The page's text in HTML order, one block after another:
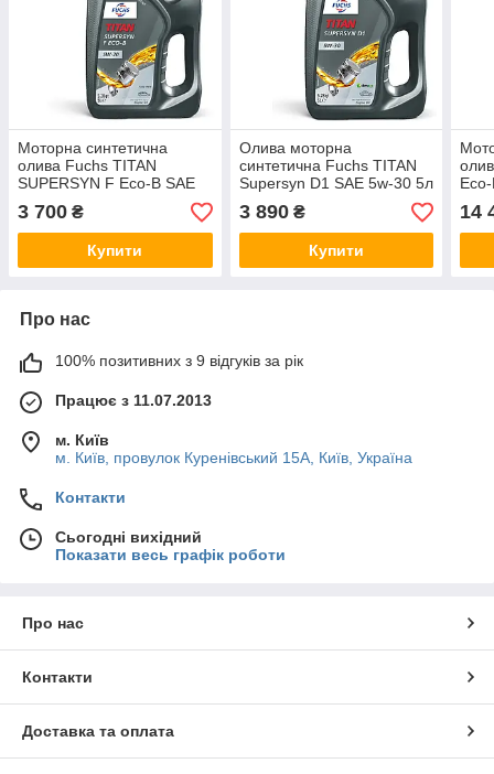
Моторна синтетична
олива Fuchs TITAN
SUPERSYN F Eco-B SAE
5W-20, 5л
3 700 ₴
Купити
Олива моторна
синтетична Fuchs TITAN
Supersyn D1 SAE 5w-30 5л
3 890₴
Купити
14
Про нас
100% позитивних з 9 відгуків за рік
Працює з 11.07.2013
м. Київ
м. Київ, провулок Куренівський 15А, Київ, Україна
Контакти
Сьогодні вихідний
Показати весь графік роботи
Про нас
Контакти
Доставка та оплата